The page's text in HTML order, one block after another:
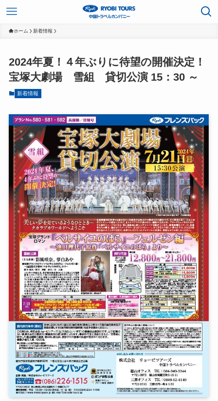
ホーム 新着情報
2024年夏！４年ぶりに待望の開催決定！
宝塚大劇場 雪組 貸切公演 15：30 ～
新着情報